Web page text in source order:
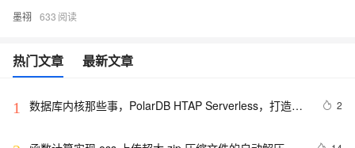
墨祤 633
热门文章 最新文章
1
数据库内核那些事，PolarDB HTAP Serverless，打造经
2